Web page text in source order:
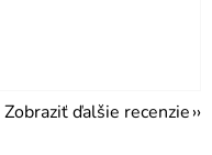
Zobraziť ďalšie recenzie